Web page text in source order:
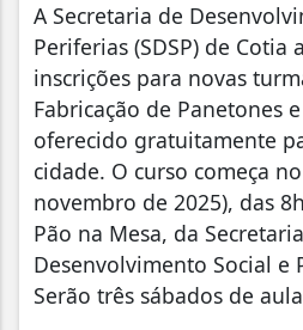
A Secretaria de
Periferias (SDSP) de Cotia
inscrições para novas
Fabricação de Panetones
oferecido gratuitamente
cidade. O curso começa
novembro de 2025), das
Pão na Mesa, da
Desenvolvimento Social e
Serão três sábados de